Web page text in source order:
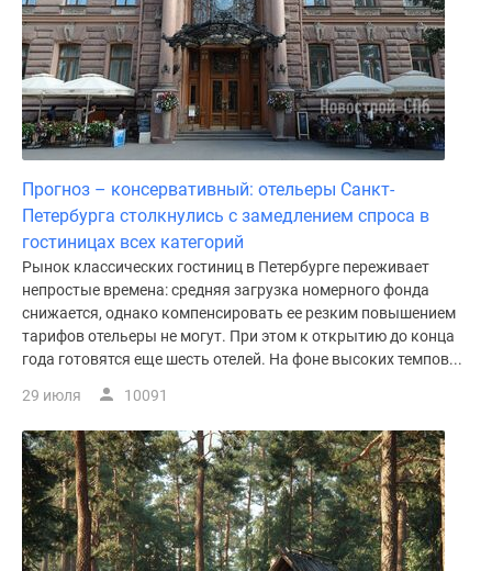
Прогноз – консервативный: отельеры Санкт-
Петербурга столкнулись с замедлением спроса в
гостиницах всех категорий
Рынок классических гостиниц в Петербурге переживает
непростые времена: средняя загрузка номерного фонда
снижается, однако компенсировать ее резким повышением
тарифов отельеры не могут. При этом к открытию до конца
года готовятся еще шесть отелей. На фоне высоких темпов...
29 июля 10091